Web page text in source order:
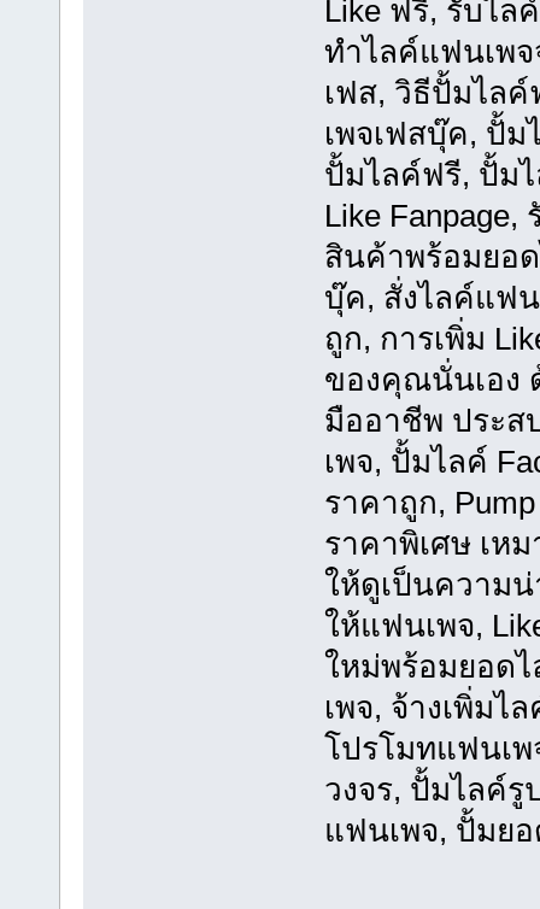
Like ฟรี, รับไล
ทำไลค์แฟนเพ
เฟส, วิธีปั้มไล
เพจเฟสบุ๊ค, ปั้
ปั้มไลค์ฟรี, ปั้ม
Like
สินค้าพร้อมยอ
บุ๊ค, สั่งไลค์แฟ
ถูก, การเพิ่ม
ของคุณนั่นเอง
มืออาชีพ ประ
เพจ, ปั้มไลค์
ราคาถูก, Pump
ราคาพิเศษ เห
ให้ดูเป็นความน่
ให้แฟนเพจ,
ใหม่พร้อมยอด
เพจ, จ้างเพิ่มไ
โปรโมทแฟนเ
วงจร, ปั้มไลค์
แฟนเพจ, ปั้มย